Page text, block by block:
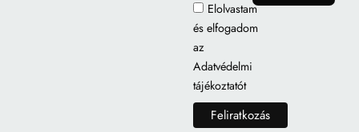
Elolvastam
és elfogadom
az
Adatvédelmi
tájékoztatót